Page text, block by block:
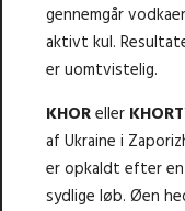
gennemgår
aktivt kul.
er uomtvistelig.
KHOReller
af Ukraine i
er opkaldt efter
sydlige løb. Øen